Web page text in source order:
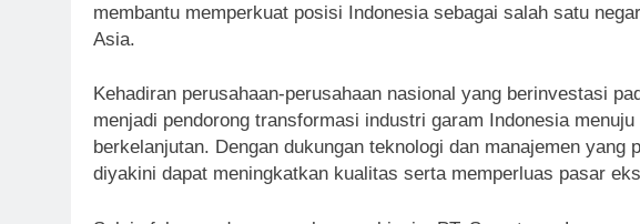
membantu memperkuat posisi Indonesia sebagai salah satu
Asia.
Kehadiran perusahaan-perusahaan nasional yang berinvestasi
menjadi pendorong transformasi industri garam Indonesia
berkelanjutan. Dengan dukungan teknologi dan manajemen yang
diyakini dapat meningkatkan kualitas serta memperluas pasar